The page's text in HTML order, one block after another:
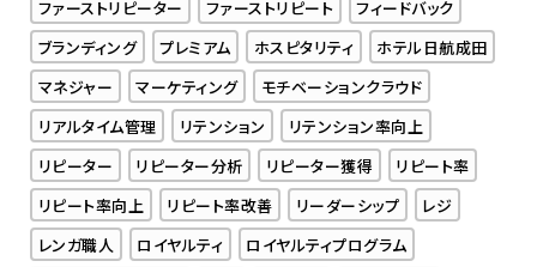
ファーストリピーター
ファーストリピート
フィードバック
ブランディング
プレミアム ホスピタリティ
ホテル日航成田
マネジャー
マーケティング
モチベーションクラウド
リアルタイム管理
リテンション
リテンション率向上
リピーター
リピーター分析 リピーター獲得
リピート率
リピート率向上
リピート率改善 リーダーシップ
レジ
レンガ職人
ロイヤルティ
ロイヤルティプログラム